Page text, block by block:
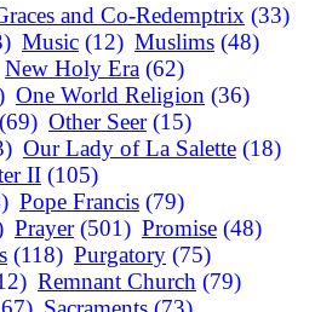
and Co-Redemptrix (33)
Music (12) Muslims (48)
New Holy Era (62)
One World Religion (36)
(69) Other Seer (15)
Our Lady of La Salette (18)
II (105)
Pope Francis (79)
Prayer (501) Promise (48)
(118) Purgatory (75)
Remnant Church (79)